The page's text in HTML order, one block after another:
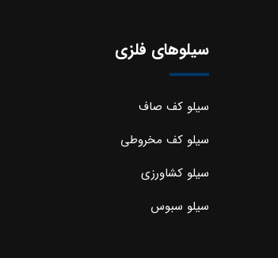
سیلوهای فلزی
سیلو کف صاف
سیلو کف مخروطی
سیلو کشاورزی
سیلو سبوس